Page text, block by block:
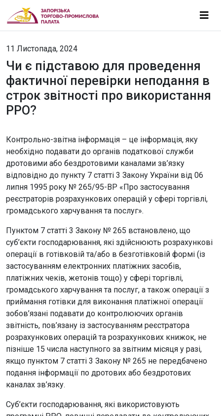
11 Листопада, 2024
Чи є підставою для проведення
фактичної перевірки неподання в
строк звітності про використання
РРО?
Контрольно-звітна інформація – це інформація, яку
необхідно подавати до органів податкової служби
дротовими або бездротовими каналами зв’язку
відповідно до пункту 7 статті 3 Закону України від 06
липня 1995 року № 265/95-ВР «Про застосування
реєстраторів розрахункових операцій у сфері торгівлі,
громадського харчування та послуг».
Пунктом 7 статті 3 Закону № 265 встановлено, що
суб’єкти господарювання, які здійснюють розрахункові
операції в готівковій та/або в безготівковій формі (із
застосуванням електронних платіжних засобів,
платіжних чеків, жетонів тощо) у сфері торгівлі,
громадського харчування та послуг, а також операції з
приймання готівки для виконання платіжної операції
зобов’язані подавати до контролюючих органів
звітність, пов’язану із застосуванням реєстратора
розрахункових операцій та розрахункових книжок, не
пізніше 15 числа наступного за звітним місяця у разі,
якщо пунктом 7 статті 3 Закону № 265 не передбачено
подання інформації по дротових або бездротових
каналах зв’язку.
Суб’єкти господарювання, які використовують